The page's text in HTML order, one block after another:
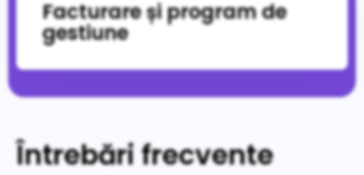
Facturare și program de
gestiune
Întrebări frecvente